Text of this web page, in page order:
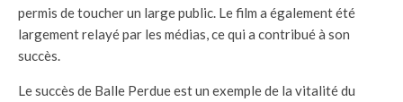
permis de toucher un large public. Le film a également été
largement relayé par les médias, ce qui a contribué à son
succès.
Le succès de Balle Perdue est un exemple de la vitalité du